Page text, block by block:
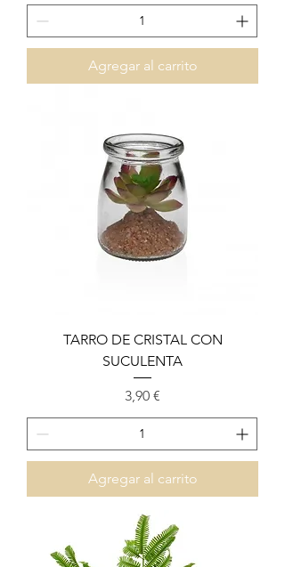
Agregar al carrito
TARRO DE CRISTAL CON
SUCULENTA
Precio
3,90 €
Agregar al carrito